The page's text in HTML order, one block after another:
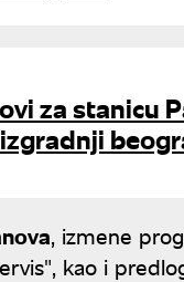
za stanicu
, izmene
kao i